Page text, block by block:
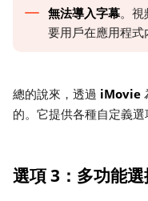
無法導入字幕。視
要用戶在應用程式
總的說來，透過 iMovie
的。它提供各種自定義選
選項 3：多功能